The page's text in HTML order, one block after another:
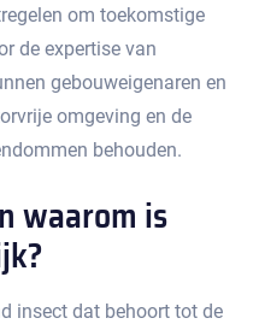
om toekomstige
de expertise van
gebouweigenaren en
omgeving en de
behouden.​
waarom is
insect dat behoort tot de